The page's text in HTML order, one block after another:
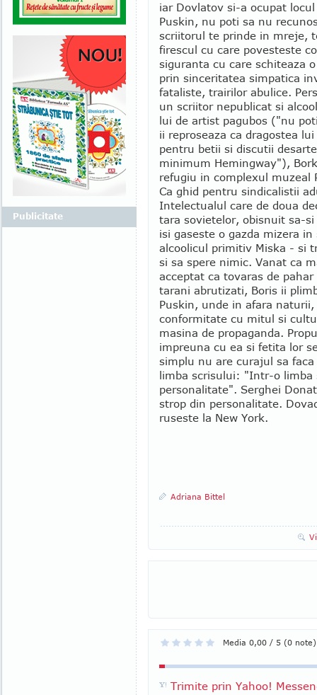
iar Dovlatov si-a ocupat
Puskin, nu poti sa nu
scriitorul te prinde in mreje,
firescul cu care povesteste
siguranta cu care schiteaza
prin sinceritatea simpatica
fataliste, trairilor abulice.
un scriitor nepublicat si
lui de artist pagubos ("nu
ii reproseaza ca dragostea
pentru betii si discutii
minimum Hemingway"),
refugiu in complexul muzeal
Ca ghid pentru sindicalistii
Intelectualul care de doua
tara sovietelor, obisnuit sa-
isi gaseste o gazda mizera
alcoolicul primitiv Miska - si
si sa spere nimic. Vanat ca
acceptat ca tovaras de
tarani abrutizati, Boris ii
Puskin, unde in afara
conformitate cu mitul si
masina de propaganda.
impreuna cu ea si fetita lor
simplu nu are curajul sa
limba scrisului: "Intr-o limba
personalitate". Serghei
strop din personalitate.
ruseste la New York.
Adriana Bittel
Media 0,00 / 5 (0 note)
Trimite prin Yahoo!
Publicitate